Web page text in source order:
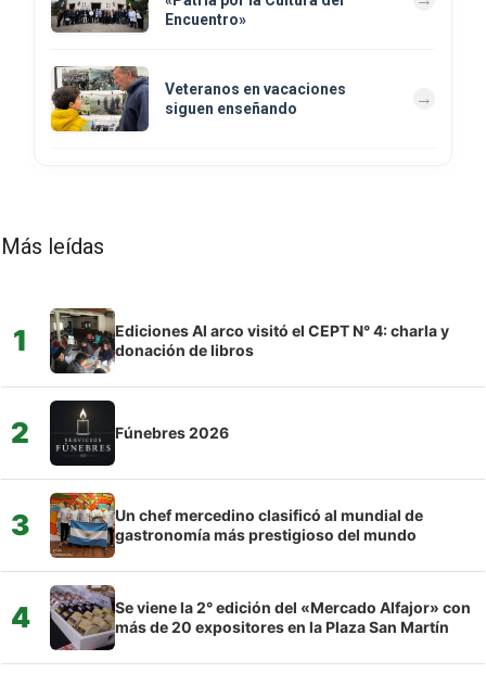
Encuentro»
Veteranos en vacaciones
siguen enseñando
Más leídas
1
Ediciones Al arco visitó el CEPT N° 4: charla y
donación de libros
2 Fúnebres 2026
3
Un chef mercedino clasificó al mundial de
gastronomía más prestigioso del mundo
4
Se viene la 2° edición del «Mercado Alfajor» con
más de 20 expositores en la Plaza San Martín